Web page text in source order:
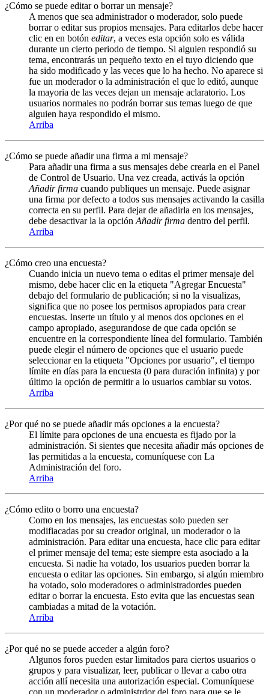
¿Cómo se puede editar o borrar un mensaje?
A menos que sea administrador o moderador, solo puede
borrar o editar sus propios mensajes. Para editarlos debe hacer
clic en en botón editar, a veces esta opción solo es válida
durante un cierto periodo de tiempo. Si alguien respondió su
tema, encontrarás un pequeño texto en el tuyo diciendo que
ha sido modificado y las veces que lo ha hecho. No aparece si
fue un moderador o la administración el que lo editó, aunque
la mayoria de las veces dejan un mensaje aclaratorio. Los
usuarios normales no podrán borrar sus temas luego de que
alguien haya respondido el mismo.
Arriba
¿Cómo se puede añadir una firma a mi mensaje?
Para añadir una firma a sus mensajes debe crearla en el Panel
de Control de Usuario. Una vez creada, activás la opción
Añadir firma cuando publiques un mensaje. Puede asignar
una firma por defecto a todos sus mensajes activando la casilla
correcta en su perfil. Para dejar de añadirla en los mensajes,
debe desactivar la la opción Añadir firma dentro del perfil.
Arriba
¿Cómo creo una encuesta?
Cuando inicia un nuevo tema o editas el primer mensaje del
mismo, debe hacer clic en la etiqueta "Agregar Encuesta"
debajo del formulario de publicación; si no la visualizas,
significa que no posee los permisos apropiados para crear
encuestas. Inserte un título y al menos dos opciones en el
campo apropiado, asegurandose de que cada opción se
encuentre en la correspondiente línea del formulario. También
puede elegir el número de opciones que el usuario puede
seleccionar en la etiqueta "Opciones por usuario", el tiempo
límite en días para la encuesta (0 para duración infinita) y por
último la opción de permitir a lo usuarios cambiar su votos.
Arriba
¿Por qué no se puede añadir más opciones a la encuesta?
El límite para opciones de una encuesta es fijado por la
administración. Si sientes que necesita añadir más opciones de
las permitidas a la encuesta, comuníquese con La
Administración del foro.
Arriba
¿Cómo edito o borro una encuesta?
Como en los mensajes, las encuestas solo pueden ser
modifiacadas por su creador original, un moderador o la
administración. Para editar una encuesta, hace clic para editar
el primer mensaje del tema; este siempre esta asociado a la
encuesta. Si nadie ha votado, los usuarios pueden borrar la
encuesta o editar las opciones. Sin embargo, si algún miembro
ha votado, solo moderadores o administradordes pueden
editar o borrar la encuesta. Esto evita que las encuestas sean
cambiadas a mitad de la votación.
Arriba
¿Por qué no se puede acceder a algún foro?
Algunos foros pueden estar limitados para ciertos usuarios o
grupos y para visualizar, leer, publicar o llevar a cabo otra
acción allí necesita una autorización especial. Comuníquese